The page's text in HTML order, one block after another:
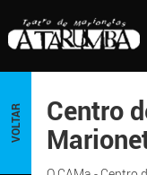
VOLTAR
Centro